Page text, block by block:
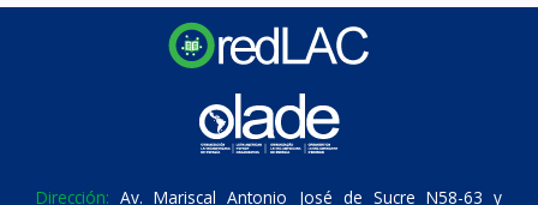
Dirección: Av. Mariscal Antonio José de Sucre N58-63 y